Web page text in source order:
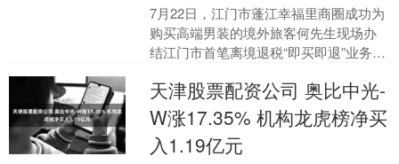
7月22日，江门市蓬江幸福里商圈成功为
购买高端男装的境外旅客何先生现场办
结江门市首笔离境退税“即买即退”业务炒
作为离境退税代理....
天津股票配资公司 奥比中光-
W涨17.35% 机构龙虎榜净买
入1.19亿元